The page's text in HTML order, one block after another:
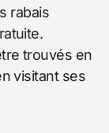
rabais
trouvés en
visitant ses